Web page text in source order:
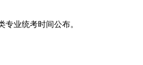
专业统考时间公布。